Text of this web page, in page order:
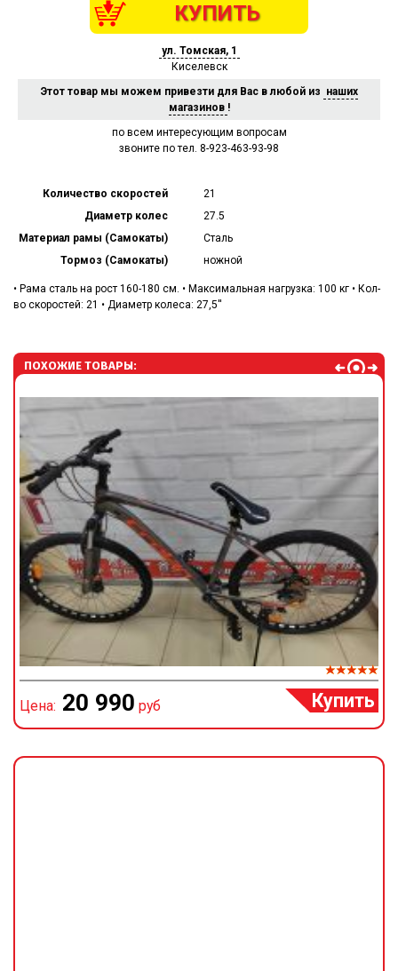
КУПИТЬ
ул. Томская, 1
Киселевск
Этот товар мы можем привезти для Вас в любой из наших
магазинов !
по всем интересующим вопросам
звоните по тел. 8-923-463-93-98
Количество скоростей
21
Диаметр колес
27.5
Материал рамы (Самокаты)
Сталь
Тормоз (Самокаты)
ножной
• Рама сталь на рост 160-180 см. • Максимальная нагрузка: 100 кг • Кол-
во скоростей: 21 • Диаметр колеса: 27,5''
ПОХОЖИЕ ТОВАРЫ:
Цена: 20 990 руб Купить